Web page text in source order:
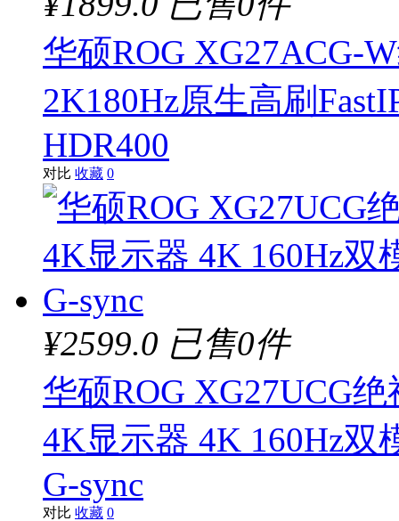
华硕ROG XG27ACG-
2K180Hz原生高刷
HDR400
对比 收藏 0
¥2599.0 已售0件
华硕ROG XG27UCG
4K显示器 4K 160Hz双
G-sync
对比 收藏 0